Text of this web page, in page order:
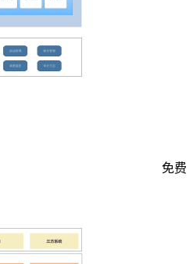
免费